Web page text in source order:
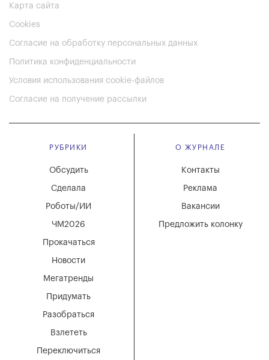
Карта сайта
Cookies
Согласие на обработку персональных данных
Политика конфиденциальности
Условия использования cookie-файлов
Согласие на получение рассылки
РУБРИКИ
Мегатренды
Придумать
Разобраться
Взлететь
Новости
Переключиться
Обсудить
Сделала
Роботы/ИИ
ЧМ2026
Прокачаться
О ЖУРНАЛЕ
Вакансии
Реклама
Контакты
Предложить колонку